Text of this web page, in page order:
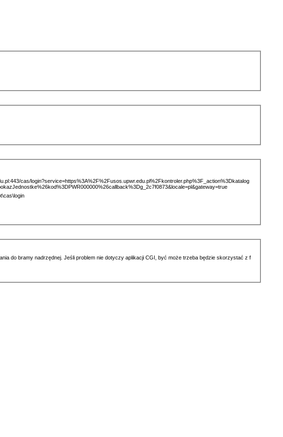
cas/login?service=https%3A%2F%2Fusos.upwr.edu.pl%2Fkontroler.php%3F_action%3Dkatalog
do bramy nadrzędnej. Jeśli problem nie dotyczy aplikacji CGI, być może trzeba będzie skorzystać z f